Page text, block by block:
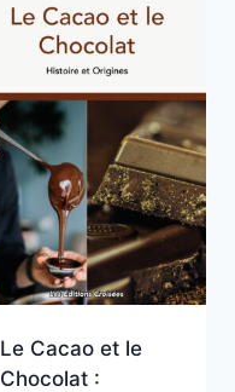
Le Cacao et le
Chocolat :